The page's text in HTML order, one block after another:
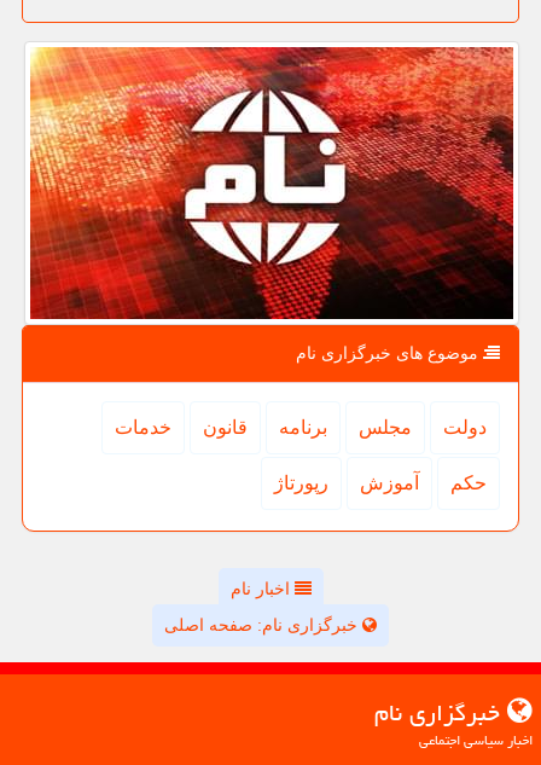
موضوع های خبرگزاری نام
دولت مجلس برنامه قانون خدمات
حكم آموزش رپورتاژ
اخبار نام
خبرگزاری نام: صفحه اصلی
خبرگزاری نام
اخبار سیاسی اجتماعی